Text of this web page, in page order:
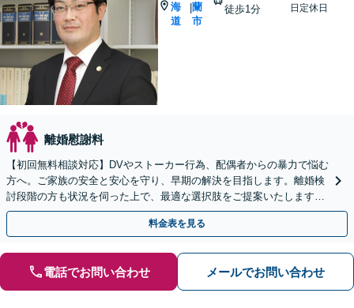
海
道
|蘭
市
徒歩1分
日定休日
離婚慰謝料
【初回無料相談対応】DVやストーカー行為、配偶者からの暴力で悩む
方へ。ご家族の安全と安心を守り、早期の解決を目指します。離婚検
討段階の方も状況を伺った上で、最適な選択肢をご提案いたします
【完全個室で相談可】【東室蘭駅1分】
料金表を見る
電話でお問い合わせ メールでお問い合わせ